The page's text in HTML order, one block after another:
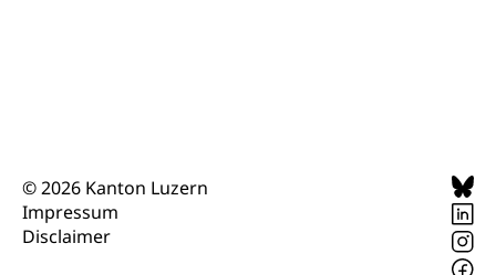
© 2026 Kanton Luzern
Impressum
Disclaimer
Opferhilfe
Arbeitslosenversicherung (WAS Luzern)
Gesundheitsversorgung
Gesundheitsversorgung, Spital, Pflegeinitiative,
Ambulant vor stationär, AVOS, Patientendossier